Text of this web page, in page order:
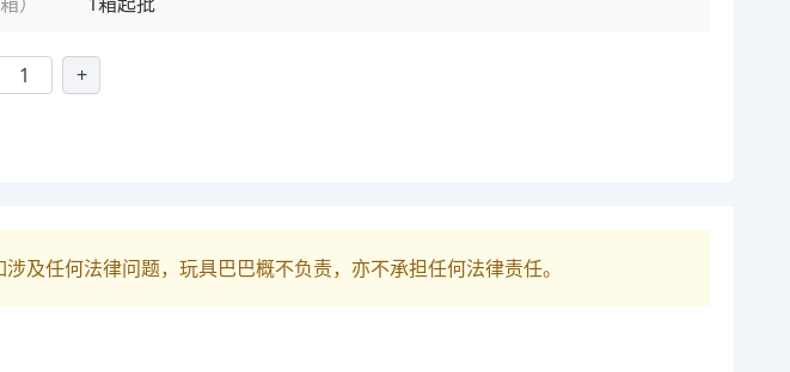
+
及任何法律问题，玩具巴巴概不负责，亦不承担任何法律责任。